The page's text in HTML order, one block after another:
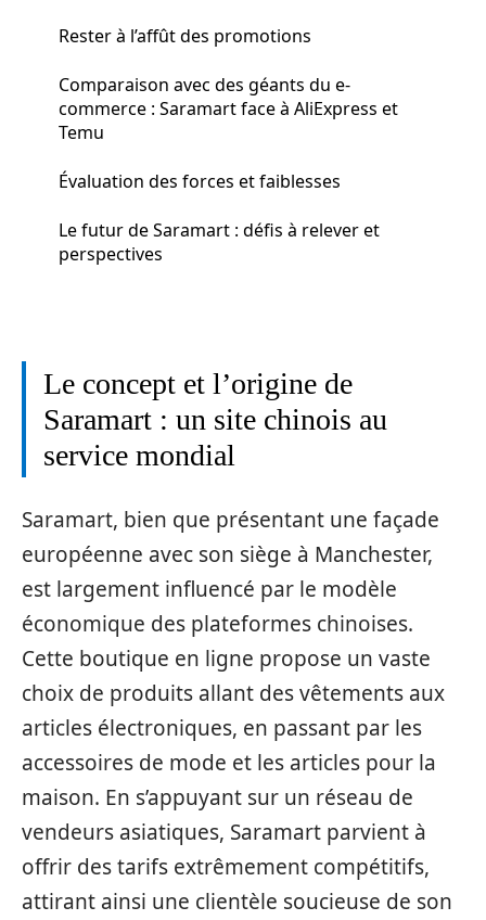
Rester à l’affût des promotions
Comparaison avec des géants du e-
commerce : Saramart face à AliExpress et
Temu
Évaluation des forces et faiblesses
Le futur de Saramart : défis à relever et
perspectives
Le concept et l’origine de
Saramart : un site chinois au
service mondial
Saramart, bien que présentant une façade
européenne avec son siège à Manchester,
est largement influencé par le modèle
économique des plateformes chinoises.
Cette boutique en ligne propose un vaste
choix de produits allant des vêtements aux
articles électroniques, en passant par les
accessoires de mode et les articles pour la
maison. En s’appuyant sur un réseau de
vendeurs asiatiques, Saramart parvient à
offrir des tarifs extrêmement compétitifs,
attirant ainsi une clientèle soucieuse de son